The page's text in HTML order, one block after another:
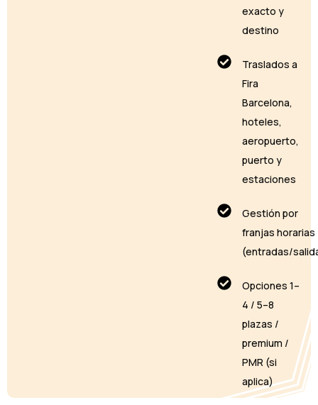
exacto y
destino
Traslados a
Fira
Barcelona,
hoteles,
aeropuerto,
puerto y
estaciones
Gestión por
franjas horarias
(entradas/
Opciones 1–
4 / 5–8
plazas /
premium /
PMR (si
aplica)